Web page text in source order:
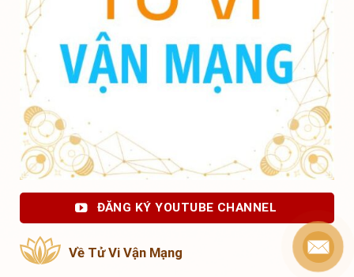
ĐĂNG KÝ YOUTUBE CHANNEL
Về Tử Vi Vận Mạng